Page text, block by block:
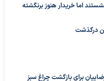
اما خریدار هنوز برنگشته
درگذشت
برای بازگشت چراغ سبز